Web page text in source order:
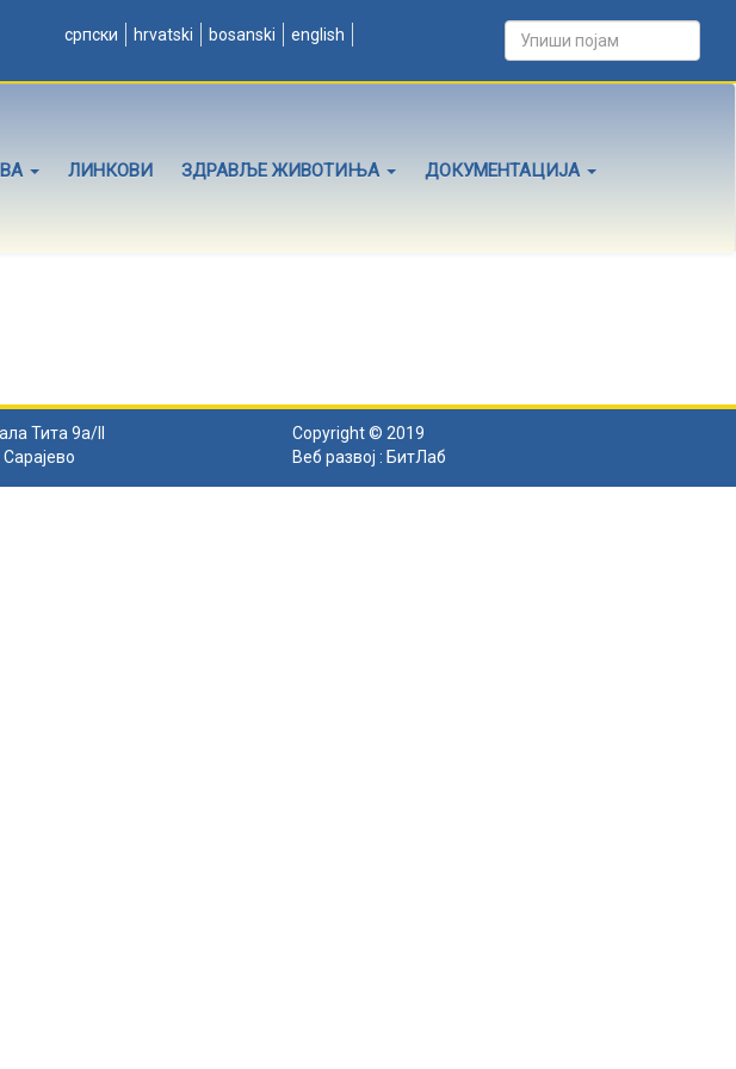
српски hrvatski bosanski english
ЛИНКОВИ ЗДРАВЉЕ ЖИВОТИЊА ДОКУМЕНТАЦИЈА
Тита 9а/II
Copyright © 2019
Веб развој : БитЛаб